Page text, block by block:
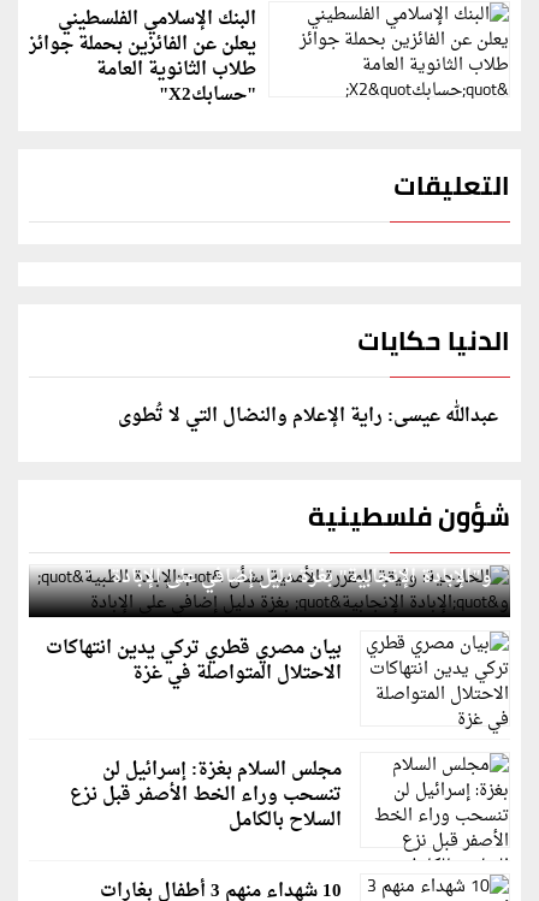
البنك الإسلامي الفلسطيني
يعلن عن الفائزين بحملة جوائز
طلاب الثانوية العامة
"حسابكX2"
التعليقات
الدنيا حكايات
عبدالله عيسى: راية الإعلام والنضال التي لا تُطوى
شؤون فلسطينية
الخارجية: وثيقة المقررة الأممية بشأن "الإبادة الطبية"
و"الإبادة الإنجابية" بغزة دليل إضافي على الإبادة
بيان مصري قطري تركي يدين انتهاكات
الاحتلال المتواصلة في غزة
مجلس السلام بغزة: إسرائيل لن
تنسحب وراء الخط الأصفر قبل نزع
السلاح بالكامل
10 شهداء منهم 3 أطفال بغارات